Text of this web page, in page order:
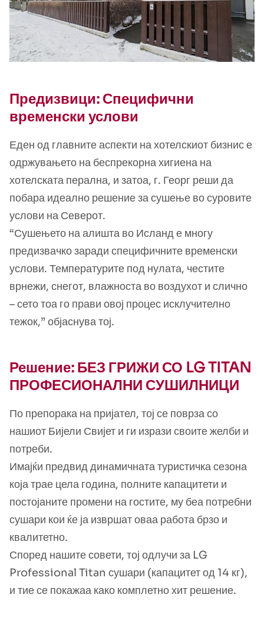
Предизвици: Специфични
временски услови
Еден од главните аспекти на хотелскиот бизнис е
одржувањето на беспрекорна хигиена на
хотелската перална, и затоа, г. Георг реши да
побара идеално решение за сушење во суровите
услови на Северот.
“Сушењето на алишта во Исланд е многу
предизвачко заради специфичните временски
услови. Температурите под нулата, честите
врнежи, снегот, влажноста во воздухот и слично
– сето тоа го прави овој процес исклучително
тежок,” објаснува тој.
Решение: БЕЗ ГРИЖИ СО LG TITAN
ПРОФЕСИОНАЛНИ СУШИЛНИЦИ
По препорака на пријател, тој се поврза со
нашиот Бијели Свијет и ги изрази своите желби и
потреби.
Имајќи предвид динамичната туристичка сезона
која трае цела година, полните капацитети и
постојаните промени на гостите, му беа потребни
сушари кои ќе ја извршат оваа работа брзо и
квалитетно.
Според нашите совети, тој одлучи за LG
Professional Titan сушари (капацитет од 14 кг),
и тие се покажаа како комплетно хит решение.